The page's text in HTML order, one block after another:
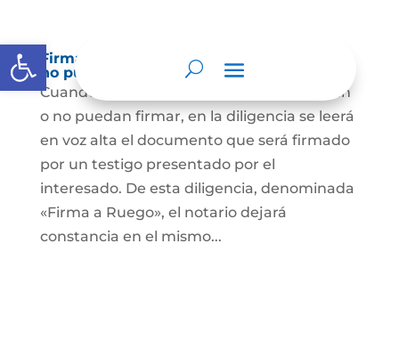
Abrir barra de herramientas
Firma a Ruego – Personas que no saben o
no puede firmar
Cuando se trate de personas que no sepan
o no puedan firmar, en la diligencia se leerá
en voz alta el documento que será firmado
por un testigo presentado por el
interesado. De esta diligencia, denominada
«Firma a Ruego», el notario dejará
constancia en el mismo...